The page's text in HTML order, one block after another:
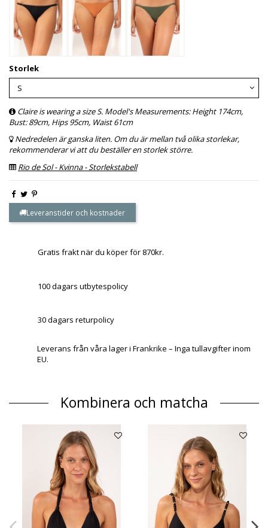
Storlek
Claire is wearing a size S. Model's Measurements: Height 174cm,
Bust: 89cm, Hips 95cm, Waist 61cm
Nedredelen är ganska liten. Om du är mellan två olika storlekar,
rekommenderar vi att du beställer en storlek större.
Rio de Sol - Kvinna - Storlekstabell
Leveranstider och kostnader
Gratis frakt när du köper för 870kr.
100 dagars utbytespolicy
30 dagars returpolicy
Leverans från våra lager i Frankrike – Inga tullavgifter inom
EU.
Kombinera och matcha